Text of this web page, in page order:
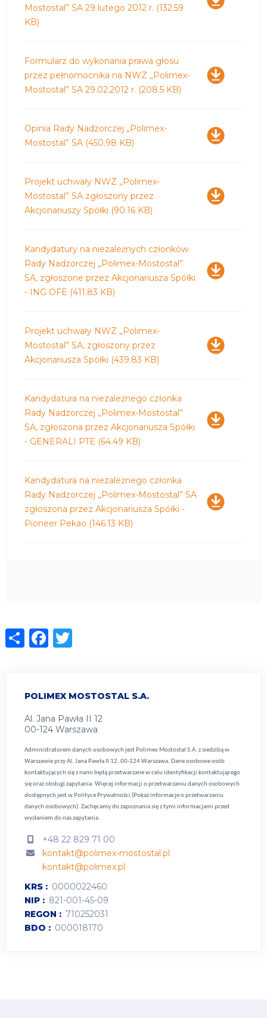
POLIMEX MOSTOSTAL S.A.
Al. Jana Pawła II 12
00-124 Warszawa
Administratorem danych osobowych jest Polimex Mostostal S.A. z siedzibą w
Warszawie przy Al. Jana Pawła II 12, 00-124 Warszawa. Dane osobowe osób
kontaktujących się z nami będą przetwarzane w celu identyfikacji kontaktującego
się oraz obsługi zapytania. Więcej informacji o przetwarzaniu danych osobowych
dostępnych jest w Polityce Prywatności (Pokaż informacje o przetwarzaniu
danych osobowych). Zachęcamy do zapoznania się z tymi informacjami przed
wysłaniem do nas zapytania.
+48 22 829 71 00
kontakt@polimex-mostostal.pl
kontakt@polimex.pl
KRS
0000022460
NIP
821-001-45-09
REGON
710252031
BDO
000018170
Mostostal” SA 29 lutego 2012 r. (132.59
KB)
Pobierz
Formularz do wykonania prawa głosu
przez pełnomocnika na NWZ „Polimex-
Mostostal” SA 29.02.2012 r. (208.5 KB)
Pobierz
Opinia Rady Nadzorczej „Polimex-
Mostostal” SA (450.98 KB)
Pobierz
Projekt uchwały NWZ „Polimex-
Mostostal” SA zgłoszony przez
Akcjonariuszy Spółki (90.16 KB)
Pobierz
Kandydatury na niezależnych członków
Rady Nadzorczej „Polimex-Mostostal”
SA, zgłoszone przez Akcjonariusza Spółki
- ING OFE (411.83 KB)
Pobierz
Projekt uchwały NWZ „Polimex-
Mostostal” SA, zgłoszony przez
Akcjonariusza Spółki (439.83 KB)
Pobierz
Kandydatura na niezależnego członka
Rady Nadzorczej „Polimex-Mostostal”
SA, zgłoszona przez Akcjonariusza Spółki
- GENERALI PTE (64.49 KB)
Pobierz
Kandydatura na niezależnego członka
Rady Nadzorczej „Polimex-Mostostal” SA
zgłoszona przez Akcjonariusza Spółki -
Pioneer Pekao (146.13 KB)
ShareFacebook